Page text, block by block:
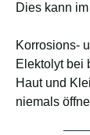
Dies kann
Korrosions-
Elektolyt bei
Haut und
niemals